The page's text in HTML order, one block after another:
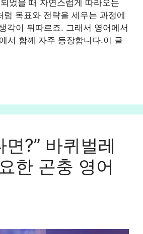
었을 때 자연스럽게 따라오는
목표와 전략을 세우는 과정에
각이 뒤따르죠. 그래서 영어에서
서 함께 자주 등장합니다.이 글
?” 바퀴벌레
한 곤충 영어